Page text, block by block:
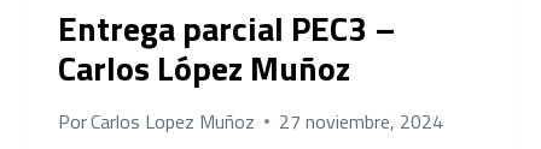
Entrega parcial PEC3 –
Carlos López Muñoz
PorCarlos Lopez Muñoz 27 noviembre, 2024